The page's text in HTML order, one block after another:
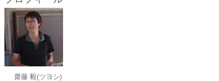
齋藤 毅(ツヨシ)